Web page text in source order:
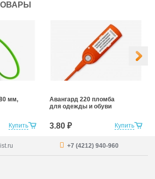
Купить
мм,
Купить
Авангард 220 пломба
для одежды и обуви
3.80 ₽
+7 (4212) 940-960